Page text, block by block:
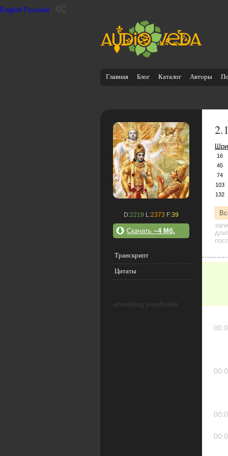
English Русский
Главная Блог Каталог Авторы
D:2219 L:2373 F:39
Скачать ~4 Мб.
Транскрипт
Цитаты
advertising placeholder
16
45
74
103
132